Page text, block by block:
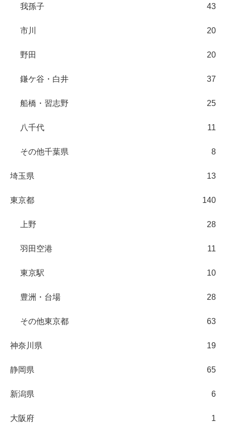
我孫子 43
市川 20
野田 20
鎌ケ谷・白井 37
船橋・習志野 25
八千代 11
その他千葉県 8
埼玉県 13
東京都 140
上野 28
羽田空港 11
東京駅 10
豊洲・台場 28
その他東京都 63
神奈川県 19
静岡県 65
新潟県 6
大阪府 1